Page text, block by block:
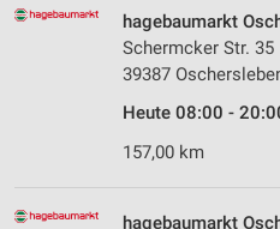
hagebaumarkt
Schermcker Str. 35
39387
Heute 08:00 -
157,00 km
hagebaumarkt